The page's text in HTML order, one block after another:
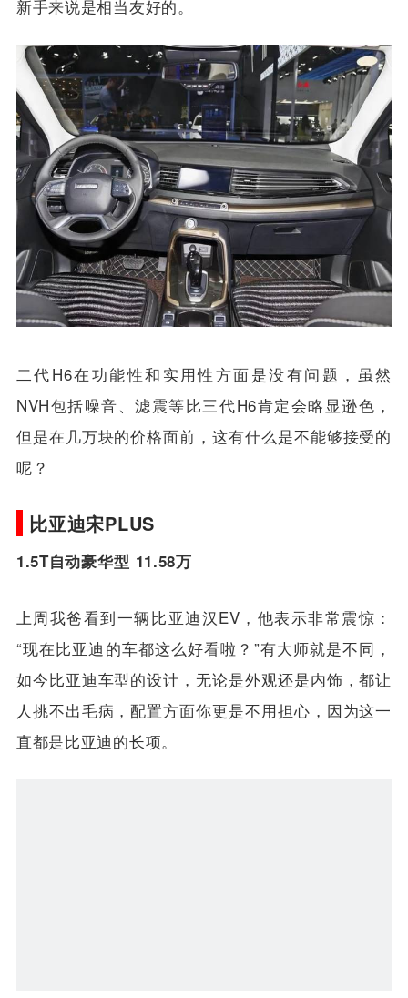
安全气囊数量跟顶配是相同的，主/被动安全装备丰
富，还提供后驻车雷达、倒车影像等实用配置，对于
新手来说是相当友好的。
二代H6在功能性和实用性方面是没有问题，虽然
NVH包括噪音、滤震等比三代H6肯定会略显逊色，
但是在几万块的价格面前，这有什么是不能够接受的
呢？
1.5T自动豪华型 11.58万
上周我爸看到一辆比亚迪汉EV，他表示非常震惊：
“现在比亚迪的车都这么好看啦？”有大师就是不同，
如今比亚迪车型的设计，无论是外观还是内饰，都让